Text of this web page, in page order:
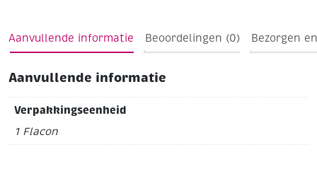
Ontvlambaar
Aanvullende informatie Beoordelingen (0) Bezorgen
Aanvullende informatie
Verpakkingseenheid
1 Flacon